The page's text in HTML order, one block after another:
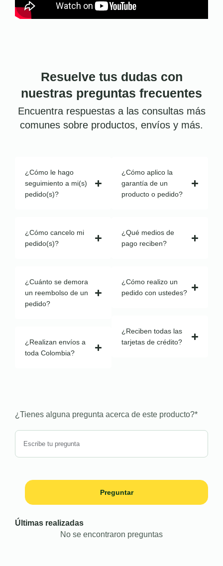
Resuelve tus dudas con
nuestras preguntas frecuentes
Encuentra respuestas a las consultas más
comunes sobre productos, envíos y más.
¿Cómo le hago
seguimiento a mi(s)
pedido(s)?
¿Cómo cancelo mi
pedido(s)?
¿Cuánto se demora
un reembolso de un
pedido?
¿Realizan envíos a
toda Colombia?
¿Cómo aplico la
garantía de un
producto o pedido?
¿Qué medios de
pago reciben?
¿Cómo realizo un
pedido con ustedes?
¿Reciben todas las
tarjetas de crédito?
¿Tienes alguna pregunta acerca de este producto?*
Preguntar
Últimas realizadas
No se encontraron preguntas